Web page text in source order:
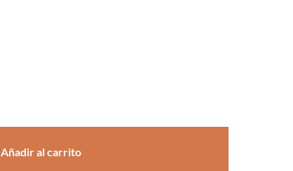
Añadir al carrito